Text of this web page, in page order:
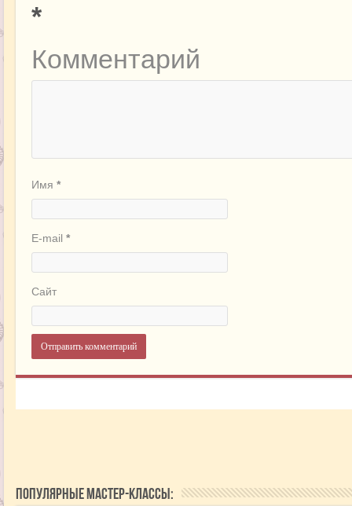
*
Комментарий
Имя *
E-mail *
Сайт
Популярные мастер-классы: